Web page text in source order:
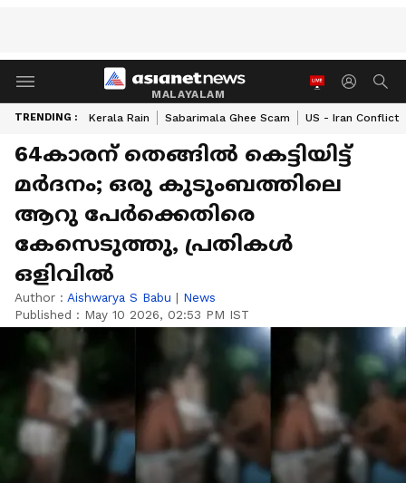
MALAYALAM
TRENDING : Kerala Rain Sabarimala Ghee Scam US - Iran Conflict
64കാരന് തെങ്ങിൽ കെട്ടിയിട്ട്
മർദനം; ഒരു കുടുംബത്തിലെ
ആറു പേർക്കെതിരെ
കേസെടുത്തു, പ്രതികൾ
ഒളിവിൽ
Author : Aishwarya S Babu | News
Published : May 10 2026, 02:53 PM IST